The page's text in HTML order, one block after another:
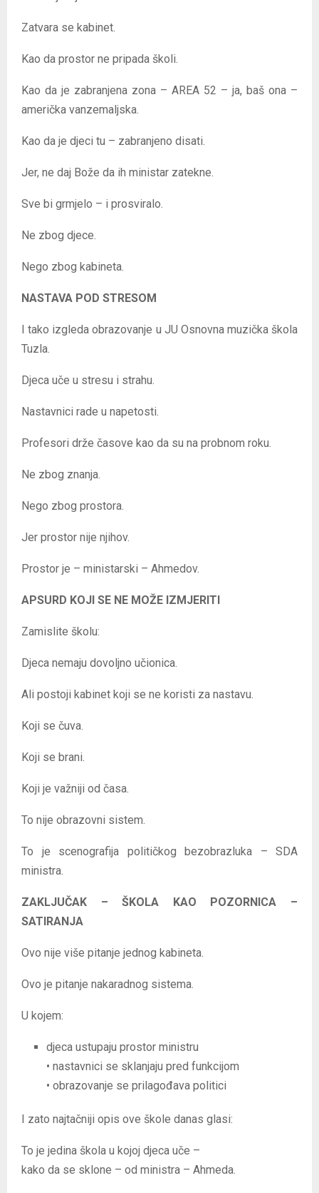
Zatvara se kabinet.
Kao da prostor ne pripada školi.
Kao da je zabranjena zona – AREA 52 – ja, baš ona –
američka vanzemaljska.
Kao da je djeci tu – zabranjeno disati.
Jer, ne daj Bože da ih ministar zatekne.
Sve bi grmjelo – i prosviralo.
Ne zbog djece.
Nego zbog kabineta.
NASTAVA POD STRESOM
I tako izgleda obrazovanje u JU Osnovna muzička škola
Tuzla.
Djeca uče u stresu i strahu.
Nastavnici rade u napetosti.
Profesori drže časove kao da su na probnom roku.
Ne zbog znanja.
Nego zbog prostora.
Jer prostor nije njihov.
Prostor je – ministarski – Ahmedov.
APSURD KOJI SE NE MOŽE IZMJERITI
Zamislite školu:
Djeca nemaju dovoljno učionica.
Ali postoji kabinet koji se ne koristi za nastavu.
Koji se čuva.
Koji se brani.
Koji je važniji od časa.
To nije obrazovni sistem.
To je scenografija političkog bezobrazluka – SDA
ministra.
ZAKLJUČAK – ŠKOLA KAO POZORNICA –
SATIRANJA
Ovo nije više pitanje jednog kabineta.
Ovo je pitanje nakaradnog sistema.
U kojem:
djeca ustupaju prostor ministru
• nastavnici se sklanjaju pred funkcijom
• obrazovanje se prilagođava politici
I zato najtačniji opis ove škole danas glasi:
To je jedina škola u kojoj djeca uče –
kako da se sklone – od ministra – Ahmeda.